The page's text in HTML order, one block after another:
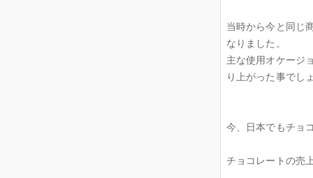
当時から今と同じ
なりました。
主な使用オケージ
り上がった事でし
今、日本でもチョ
チョコレートの売